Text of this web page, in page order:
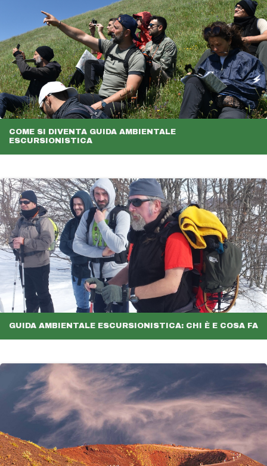
COME SI DIVENTA GUIDA AMBIENTALE
ESCURSIONISTICA
GUIDA AMBIENTALE ESCURSIONISTICA: CHI È E COSA FA